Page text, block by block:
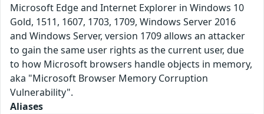
Microsoft Edge and Internet Explorer in Windows 10
Gold, 1511, 1607, 1703, 1709, Windows Server 2016
and Windows Server, version 1709 allows an attacker
to gain the same user rights as the current user, due
to how Microsoft browsers handle objects in memory,
aka "Microsoft Browser Memory Corruption
Vulnerability".
Aliases